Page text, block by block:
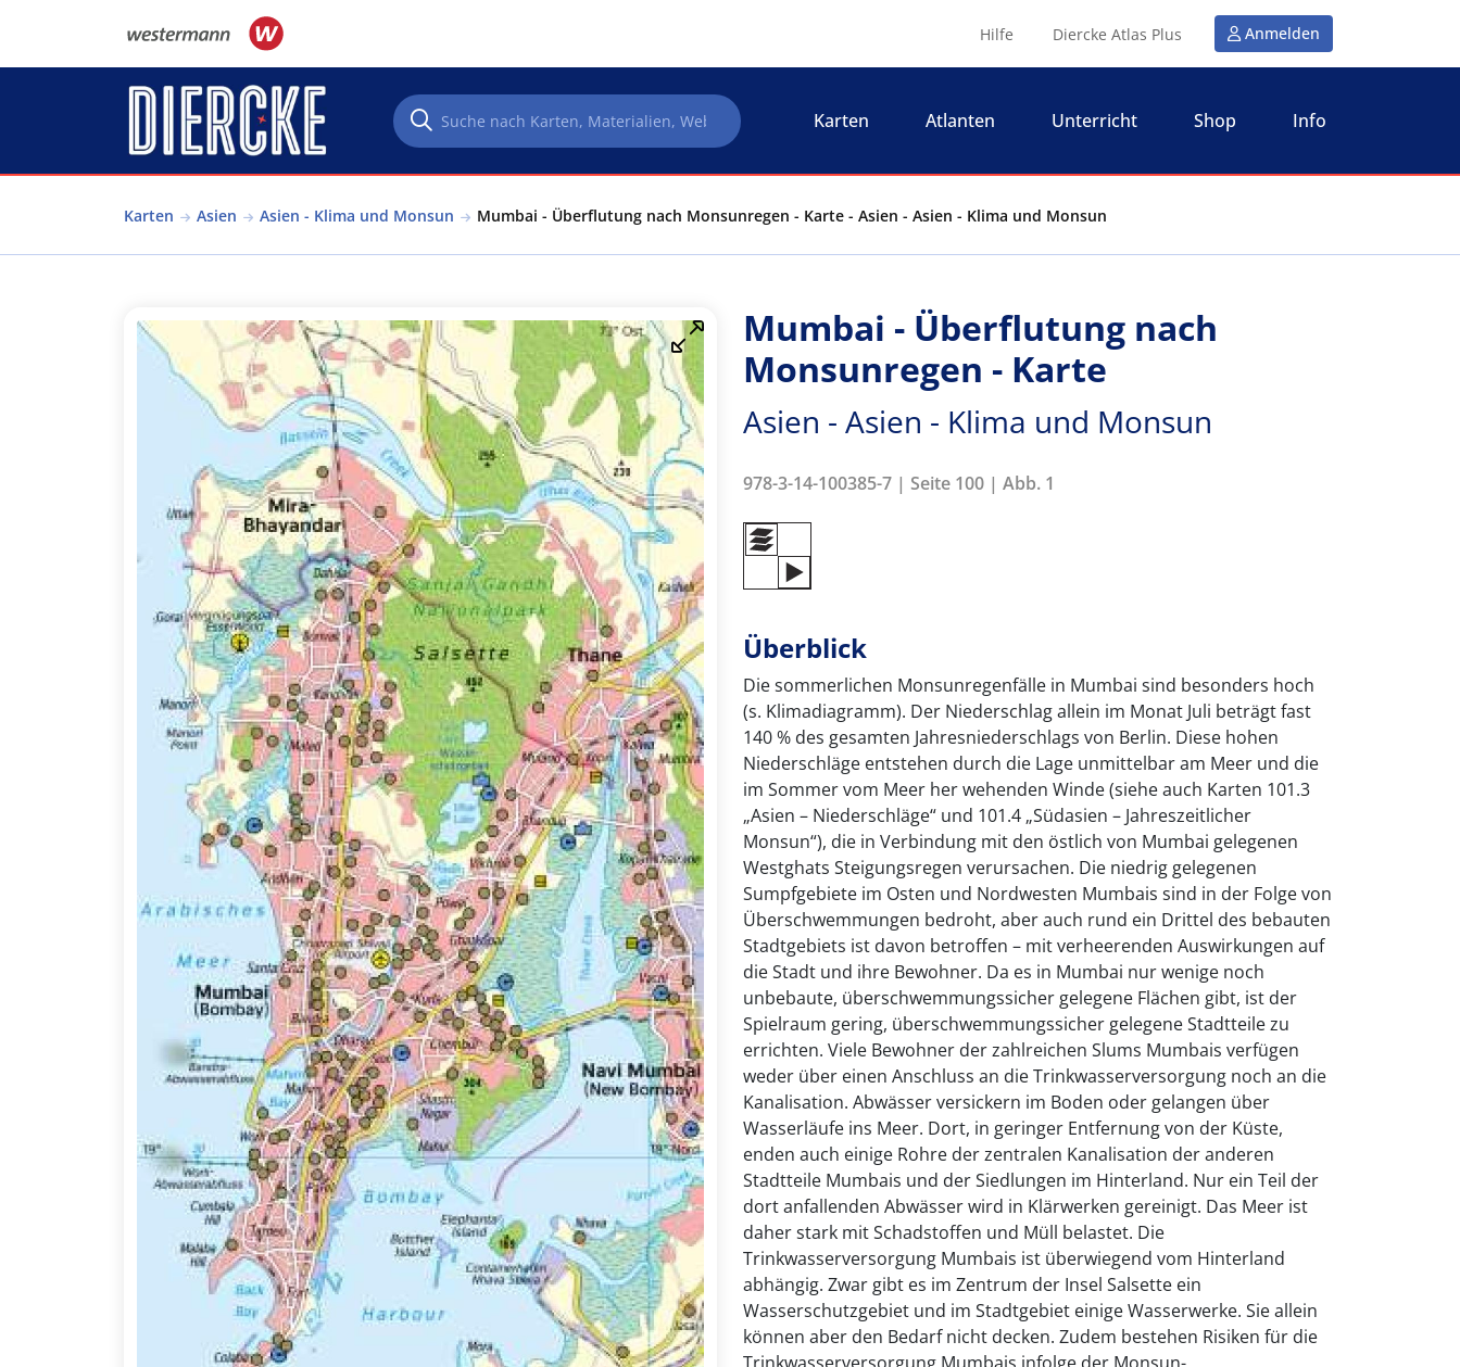
Hilfe Diercke Atlas Plus Anmelden
Karten Atlanten Unterricht Shop Info
Karten Asien Asien - Klima und Monsun Mumbai - Überflutung nach Monsunregen - Karte - Asien - Asien - Klima und Monsun
Mumbai - Überflutung nach
Monsunregen - Karte
Asien - Asien - Klima und Monsun
978-3-14-100385-7 | Seite 100 | Abb. 1
Überblick
Die sommerlichen Monsunregenfälle in Mumbai sind besonders hoch
(s. Klimadiagramm). Der Niederschlag allein im Monat Juli beträgt fast
140 % des gesamten Jahresniederschlags von Berlin. Diese hohen
Niederschläge entstehen durch die Lage unmittelbar am Meer und die
im Sommer vom Meer her wehenden Winde (siehe auch Karten 101.3
„Asien – Niederschläge“ und 101.4 „Südasien – Jahreszeitlicher
Monsun“), die in Verbindung mit den östlich von Mumbai gelegenen
Westghats Steigungsregen verursachen. Die niedrig gelegenen
Sumpfgebiete im Osten und Nordwesten Mumbais sind in der Folge von
Überschwemmungen bedroht, aber auch rund ein Drittel des bebauten
Stadtgebiets ist davon betroffen – mit verheerenden Auswirkungen auf
die Stadt und ihre Bewohner. Da es in Mumbai nur wenige noch
unbebaute, überschwemmungssicher gelegene Flächen gibt, ist der
Spielraum gering, überschwemmungssicher gelegene Stadtteile zu
errichten. Viele Bewohner der zahlreichen Slums Mumbais verfügen
weder über einen Anschluss an die Trinkwasserversorgung noch an die
Kanalisation. Abwässer versickern im Boden oder gelangen über
Wasserläufe ins Meer. Dort, in geringer Entfernung von der Küste,
enden auch einige Rohre der zentralen Kanalisation der anderen
Stadtteile Mumbais und der Siedlungen im Hinterland. Nur ein Teil der
dort anfallenden Abwässer wird in Klärwerken gereinigt. Das Meer ist
daher stark mit Schadstoffen und Müll belastet. Die
Trinkwasserversorgung Mumbais ist überwiegend vom Hinterland
abhängig. Zwar gibt es im Zentrum der Insel Salsette ein
Wasserschutzgebiet und im Stadtgebiet einige Wasserwerke. Sie allein
können aber den Bedarf nicht decken. Zudem bestehen Risiken für die